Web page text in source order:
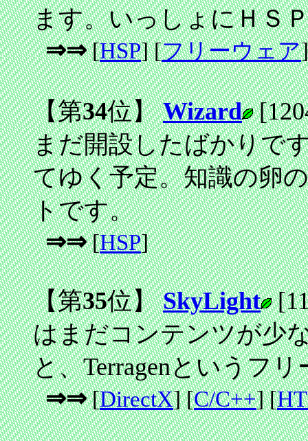
ます。いっしょにＨＳ
⇒⇒[HSP] [フリーウェア]
【第34位】Wizard
まだ開設したばかりで
てゆく予定。知識の卵
トです。
⇒⇒[HSP]
【第35位】SkyLight
はまだコンテンツが少
と、Terragenというフ
⇒⇒[DirectX] [C/C++] [